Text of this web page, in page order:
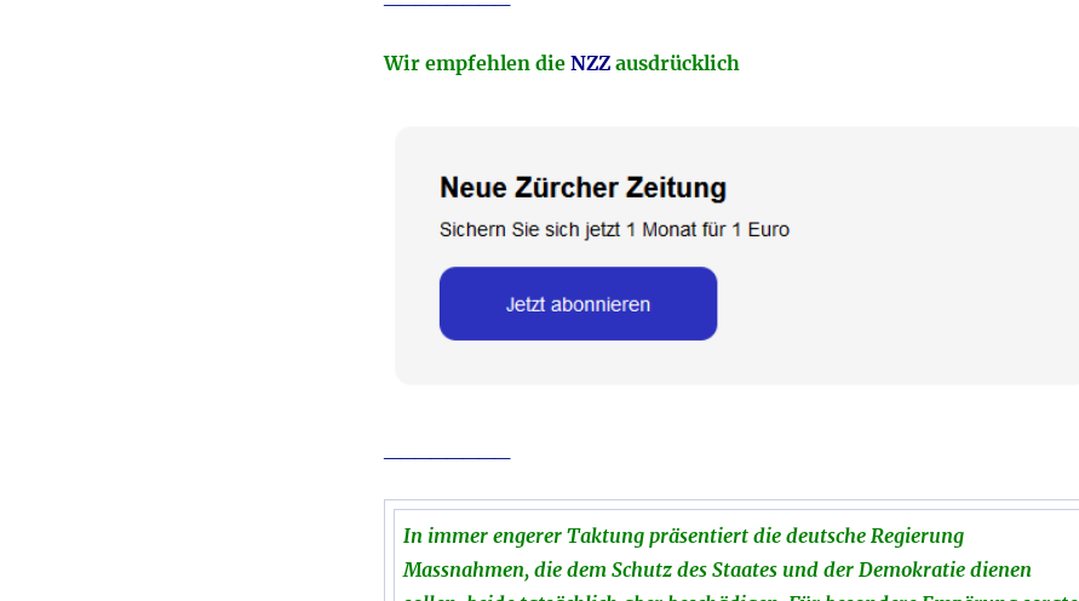
Wir empfehlen die NZZausdrücklich
In immer engerer Taktung präsentiert die deutsche Regierung
Massnahmen, die dem Schutz des Staates und der Demokratie dienen